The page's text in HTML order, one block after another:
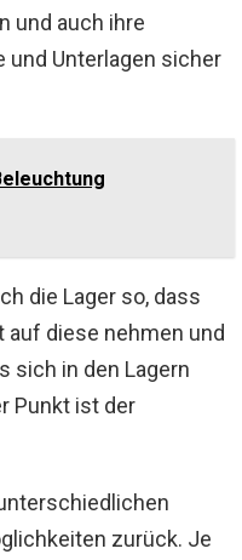
und auch ihre
und Unterlagen sicher
die Lager so, dass
auf diese nehmen und
sich in den Lagern
Punkt ist der
zurück. Je